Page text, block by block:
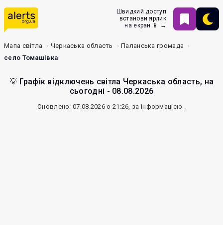
Швидкий доступ
встанови ярлик
на екран 📱 →
Мапа світла Черкаська область
Паланська громада
село Томашівка
💡 Графік відключень світла Черкаська область, на
сьогодні - 08.08.2026
Оновлено: 07.08.2026 о 21:26, за інформацією .